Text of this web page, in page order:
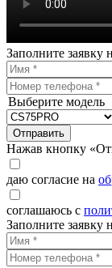
Заполните заявку
Выберите модель
Отправить
Нажав кнопку
даю согласие на
соглашаюсь с
Заполните заявку